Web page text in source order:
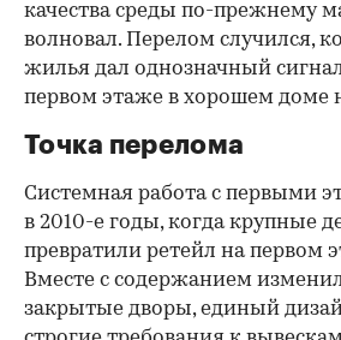
качества среды по-прежнему
волновал. Перелом случился,
жилья дал однозначный
первом этаже в хорошем доме
Точка перелома
Системная работа с первыми
в 2010-е годы, когда крупные
превратили ретейл на первом
Вместе с содержанием
закрытые дворы, единый